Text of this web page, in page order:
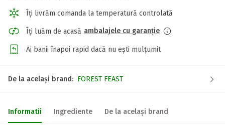
Îți livrăm comanda la temperatură controlată
Îți luăm de acasă ambalajele cu garanție
Ai banii înapoi rapid dacă nu ești mulțumit
De la același brand: FOREST FEAST
Informatii Ingrediente De la același brand